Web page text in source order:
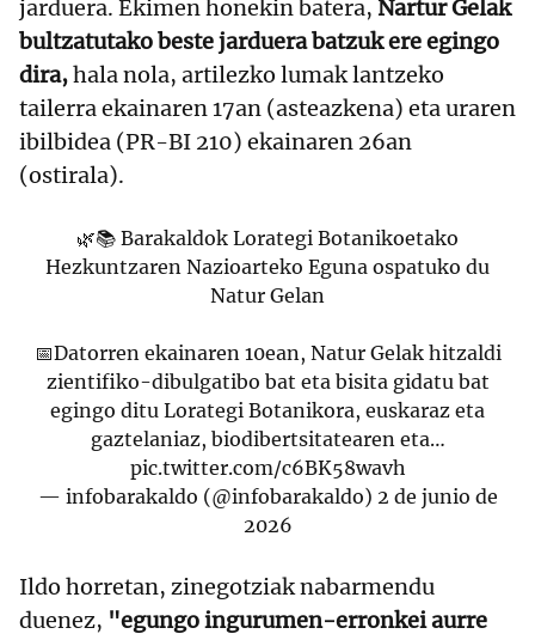
jarduera. Ekimen honekin batera, Nartur Gelak
bultzatutako beste jarduera batzuk ere egingo
dira,hala nola, artilezko lumak lantzeko
tailerra ekainaren 17an (asteazkena) eta uraren
ibilbidea (PR-BI 210) ekainaren 26an
(ostirala).
🌿📚 Barakaldok Lorategi Botanikoetako
Hezkuntzaren Nazioarteko Eguna ospatuko du
Natur Gelan
📅Datorren ekainaren 10ean, Natur Gelak hitzaldi
zientifiko-dibulgatibo bat eta bisita gidatu bat
egingo ditu Lorategi Botanikora, euskaraz eta
gaztelaniaz, biodibertsitatearen eta…
pic.twitter.com/c6BK58wavh
— infobarakaldo (@infobarakaldo) 2 de junio de
2026
Ildo horretan, zinegotziak nabarmendu
duenez, "egungo ingurumen-erronkei aurre